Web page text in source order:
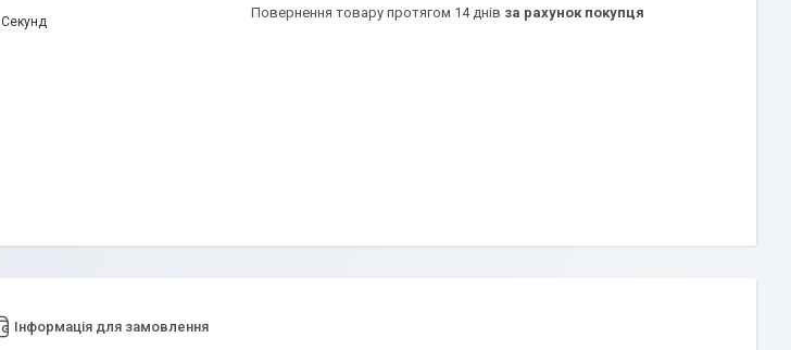
Секунд
повернення товару протягом 14 днів за рахунок покупця
Інформація для замовлення